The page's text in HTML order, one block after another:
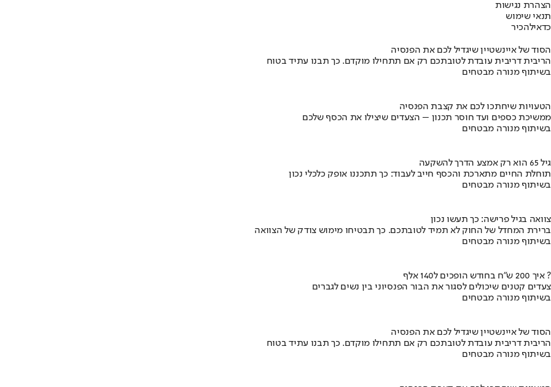
הצהרת נגישות
תנאי שימוש
כדאילהכיר
הסוד של איינשטיין שיגדיל לכם את הפנסיה
הריבית דריבית עובדת לטובתכם רק אם תתחילו מוקדם. כך תבנו עתיד בטוח
בשיתוף מנורה מבטחים
הטעויות שיחתכו לכם את קצבת הפנסיה
ממשיכת כספים ועד חוסר תכנון – הצעדים שיצילו את הכסף שלכם
בשיתוף מנורה מבטחים
גיל 65 הוא רק אמצע הדרך להשקעה
תוחלת החיים מתארכת והכסף חייב לעבוד: כך תתכננו אופק כלכלי נכון
בשיתוף מנורה מבטחים
צוואה בגיל פרישה: כך תעשו נכון
ברירת המחדל של החוק לא תמיד לטובתכם. כך תבטיחו מימוש צודק של הצוואה
בשיתוף מנורה מבטחים
איך 200 ש"ח בחודש הופכים ל140 אלף ?
צעדים קטנים שיכולים לסגור את הבור הפנסיוני בין נשים לגברים
בשיתוף מנורה מבטחים
הסוד של איינשטיין שיגדיל לכם את הפנסיה
הריבית דריבית עובדת לטובתכם רק אם תתחילו מוקדם. כך תבנו עתיד בטוח
בשיתוף מנורה מבטחים